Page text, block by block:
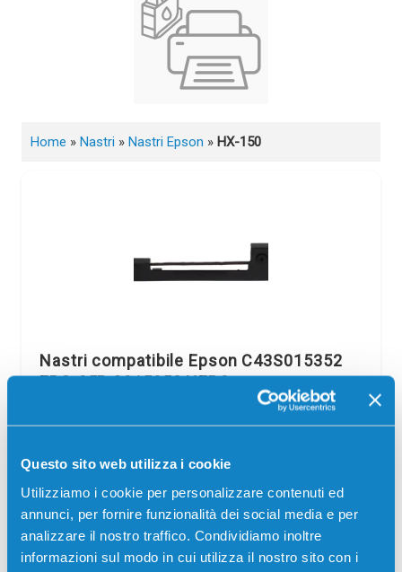
Questo sito web utilizza i cookie
Utilizziamo i cookie per personalizzare contenuti ed
annunci, per fornire funzionalità dei social media e per
analizzare il nostro traffico. Condividiamo inoltre
informazioni sul modo in cui utilizza il nostro sito con i
Home » Nastri » Nastri Epson » HX-150
Nastri compatibile Epson C43S015352
ERC-05B S015352 NERO
Nastri compatibile Epson C43S015352 ERC-05B S015352
NERO 112 mila caratteri per Stampanti: Epson EC-7000,
Epson EHT-7, Epson EL-7000, Epson HX-150, Epson HX-
160, Epson HX-161, Epson…
1,50€